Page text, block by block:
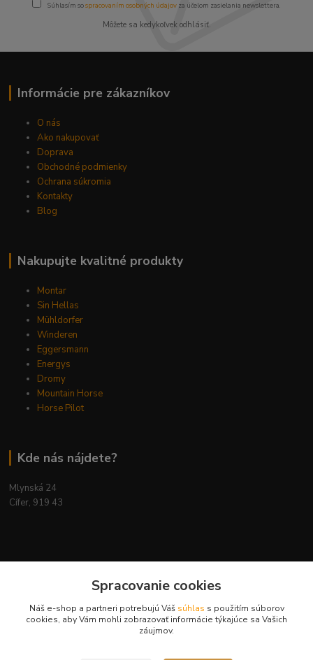
Súhlasím sospracovaním osobných údajov za účelom zasielania newslettera.
Môžete sa kedykoľvek odhlásiť.
Informácie pre zákazníkov
O nás
Ako nakupovať
Doprava
Obchodné podmienky
Ochrana súkromia
Kontakty
Blog
Nakupujte kvalitné produkty
Montar
Sin Hellas
Mühldorfer
Winderen
Eggersmann
Energys
Dromy
Mountain Horse
Horse Pilot
Kde nás nájdete?
Mlynská 24
Cífer, 919 43
Spracovanie cookies
Náš e-shop a partneri potrebujú Váš súhlas s použitím súborov
cookies, aby Vám mohli zobrazovať informácie týkajúce sa Vašich
záujmov.